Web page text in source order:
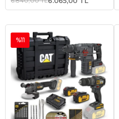
Şarj Cihazı
%11